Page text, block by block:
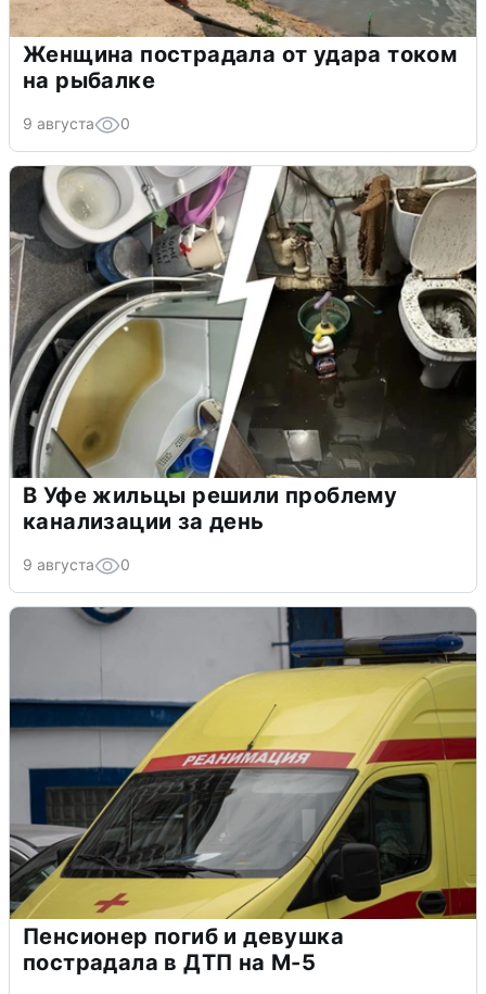
Женщина пострадала от удара током
на рыбалке
9 августа 0
В Уфе жильцы решили проблему
канализации за день
9 августа 0
Пенсионер погиб и девушка
пострадала в ДТП на М-5